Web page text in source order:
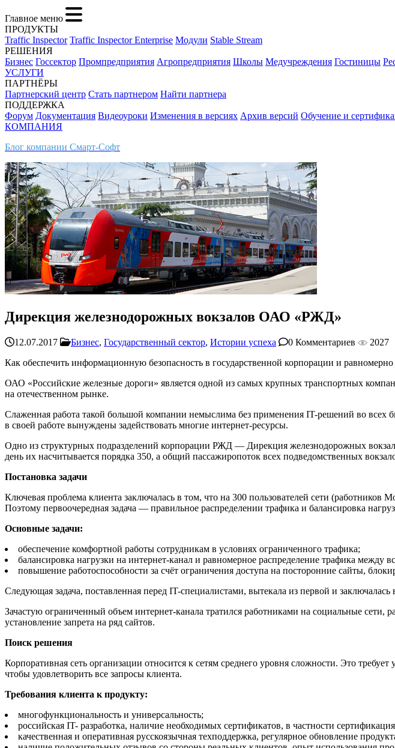
Главное меню
ПРОДУКТЫ
Traffic Inspector Traffic Inspector Enterprise Модули Stable Stream
РЕШЕНИЯ
Бизнес Госсектор Промпредприятия Агропредприятия Школы Медучреждения Гостиницы
УСЛУГИ
ПАРТНЁРЫ
Партнерский центр Стать партнером Найти партнера
ПОДДЕРЖКА
Форум Документация Видеоуроки Изменения в версиях Архив версий Обучение и
КОМПАНИЯ
Блог компании Смарт-Софт
Дирекция железнодорожных вокзалов ОАО «РЖД»
12.07.2017 Бизнес, Государственный сектор, Истории успеха 0 Комментариев
2027
Как обеспечить информационную безопасность в государственной корпорации и
ОАО «Российские железные дороги» является одной из самых крупных транспортных
на отечественном рынке.
Слаженная работа такой большой компании немыслима без применения IT-решений во всех
в своей работе вынуждены задействовать многие интернет-ресурсы.
Одно из структурных подразделений корпорации РЖД — Дирекция железнодорожных
день их насчитывается порядка 350, а общий пассажиропоток всех подведомственных
Постановка задачи
Ключевая проблема клиента заключалась в том, что на 300 пользователей сети
Поэтому первоочередная задача — правильное распределении трафика и балансировка
Основные задачи:
обеспечение комфортной работы сотрудникам в условиях ограниченного трафика;
балансировка нагрузки на интернет-канал и равномерное распределение трафика между
повышение работоспособности за счёт ограничения доступа на посторонние сайты,
Следующая задача, поставленная перед IT-специалистами, вытекала из первой и
Зачастую ограниченный объем интернет-канала тратился работниками на социальные сети,
установление запрета на ряд сайтов.
Поиск решения
Корпоративная сеть организации относится к сетям среднего уровня сложности. Это
чтобы удовлетворить все запросы клиента.
Требования клиента к продукту:
многофункциональность и универсальность;
российская IT- разработка, наличие необходимых сертификатов, в частности
качественная и оперативная русскоязычная техподдержка, регулярное обновление